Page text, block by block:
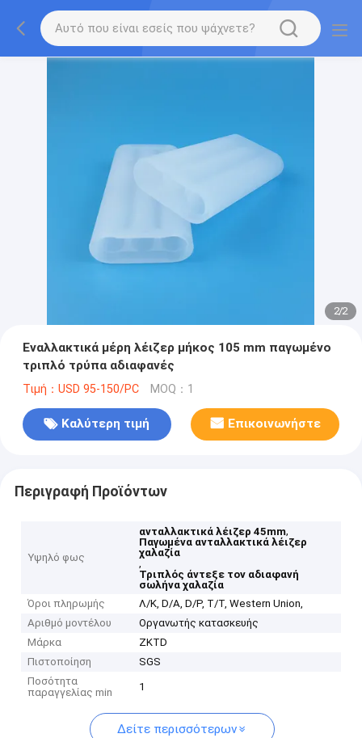
2/2
Εναλλακτικά μέρη λέιζερ μήκος 105 mm παγωμένο
τριπλό τρύπα αδιαφανές
Τιμή：USD 95-150/PC MOQ：1
Καλύτερη τιμή Επικοινωνήστε
Περιγραφή Προϊόντων
Υψηλό φως
ανταλλακτικά λέιζερ 45mm,
Παγωμένα ανταλλακτικά λέιζερ
χαλαζία
,
Τριπλός άντεξε τον αδιαφανή
σωλήνα χαλαζία
Όροι πληρωμής
Λ/Κ, D/A, D/P, T/T, Western Union,
Αριθμό μοντέλου
Οργανωτής κατασκευής
Μάρκα
ZKTD
Πιστοποίηση
SGS
Ποσότητα
παραγγελίας min
1
Δείτε περισσότερων